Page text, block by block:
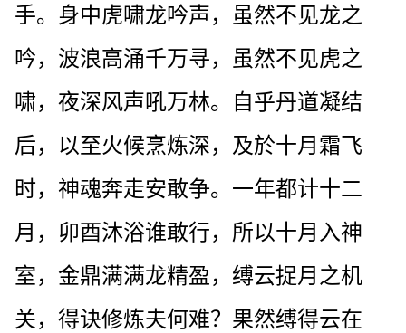
手。身中虎啸龙吟声，虽然不见龙之
吟，波浪高涌千万寻，虽然不见虎之
啸，夜深风声吼万林。自乎丹道凝结
后，以至火候烹炼深，及於十月霜飞
时，神魂奔走安敢争。一年都计十二
月，卯酉沐浴谁敢行，所以十月入神
室，金鼎满满龙精盈，缚云捉月之机
关，得诀修炼夫何难？果然缚得云在